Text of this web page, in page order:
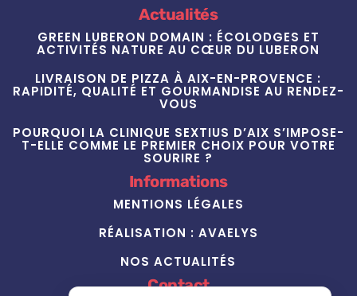
Actualités
GREEN LUBERON DOMAIN : ÉCOLODGES ET
ACTIVITÉS NATURE AU CŒUR DU LUBERON
LIVRAISON DE PIZZA À AIX-EN-PROVENCE :
RAPIDITÉ, QUALITÉ ET GOURMANDISE AU RENDEZ-
VOUS
POURQUOI LA CLINIQUE SEXTIUS D’AIX S’IMPOSE-
T-ELLE COMME LE PREMIER CHOIX POUR VOTRE
SOURIRE ?
Informations
MENTIONS LÉGALES
RÉALISATION : AVAELYS
NOS ACTUALITÉS
Contact